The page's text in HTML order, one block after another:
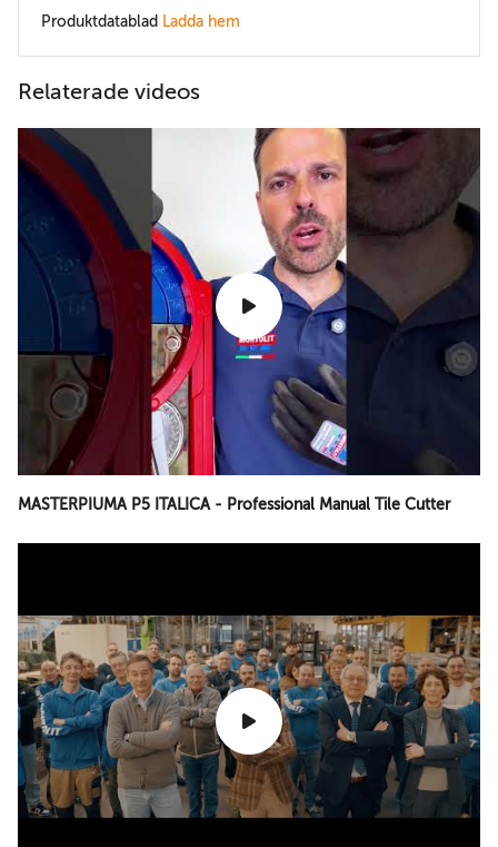
Produktdatablad Ladda hem
Relaterade videos
MASTERPIUMA P5 ITALICA - Professional Manual Tile Cutter